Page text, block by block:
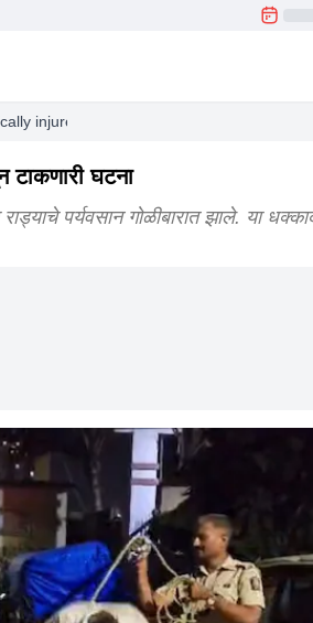
injured in the shocking incident
टाकणारी घटना
पर्यवसान गोळीबारात झाले. या